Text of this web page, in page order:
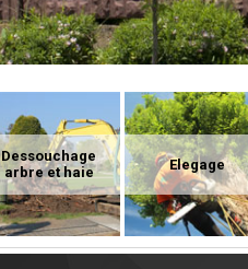
Dessouchage
arbre et haie
Elegage